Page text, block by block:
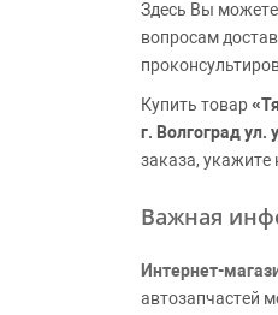
Здесь Вы
вопросам
Купить товар
г. Волгоград
заказа, укажите
Важная
Интернет-
автозапчастей